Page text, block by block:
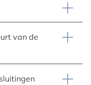
van de